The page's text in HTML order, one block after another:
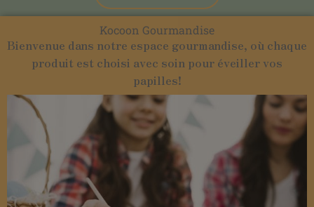
Kocoon Gourmandise
Bienvenue dans notre espace gourmandise, où chaque
produit est choisi avec soin pour éveiller vos
papilles!